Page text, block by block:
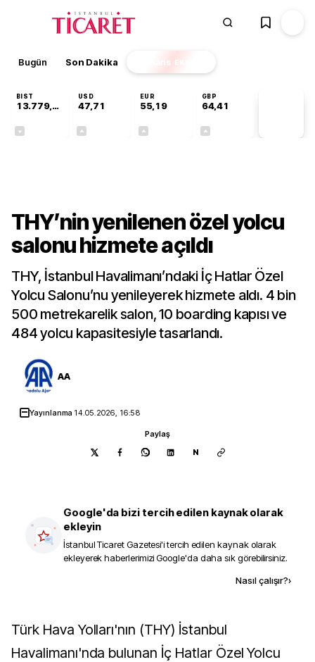
Bugün Son Dakika Finans EKSTRA
BIST
13.779,39
USD
47,71
EUR
55,19
GBP
64,41
THY’nin yenilenen özel yolcu
salonu hizmete açıldı
THY, İstanbul Havalimanı’ndaki İç Hatlar Özel
Yolcu Salonu’nu yenileyerek hizmete aldı. 4 bin
500 metrekarelik salon, 10 boarding kapısı ve
484 yolcu kapasitesiyle tasarlandı.
AA
Yayınlanma 14.05.2026, 16:58
Paylaş
N
Google'da bizi tercih edilen kaynak olarak
ekleyin
İstanbul Ticaret Gazetesi'i tercih edilen kaynak olarak
ekleyerek haberlerimizi Google'da daha sık görebilirsiniz.
Nasıl çalışır?›
Türk Hava Yolları'nın (THY) İstanbul
Havalimanı'nda bulunan İç Hatlar Özel Yolcu